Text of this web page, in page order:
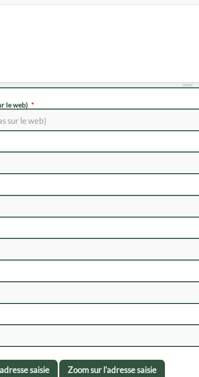
le web)
saisie Zoom sur l'adresse saisie